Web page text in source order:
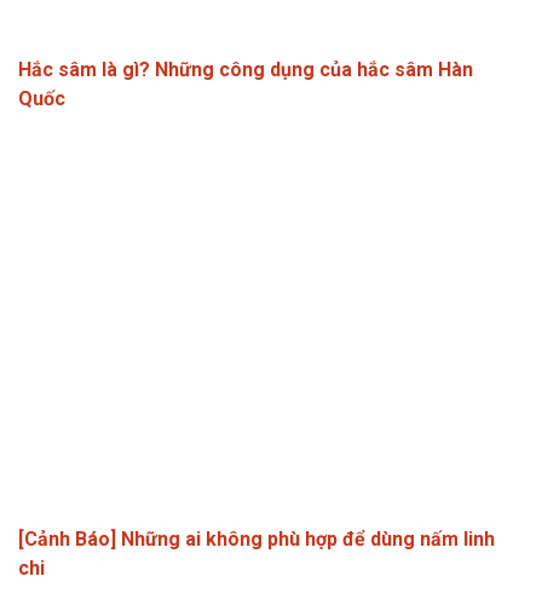
Hắc sâm là gì? Những công dụng của hắc sâm Hàn
Quốc
[Cảnh Báo] Những ai không phù hợp để dùng nấm linh
chi